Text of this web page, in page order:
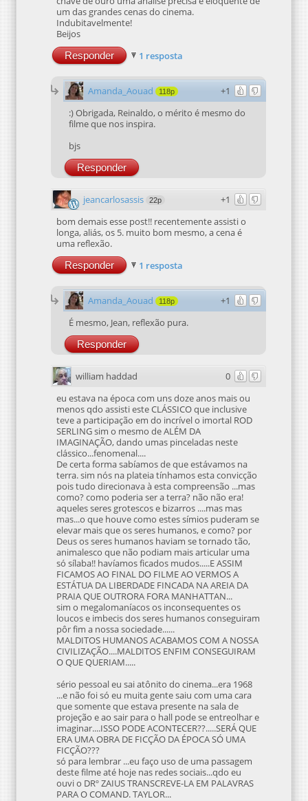
um das grandes cenas do cinema.
Indubitavelmente!
Beijos
Responder 1 resposta
+1
Amanda_Aouad 118p
:) Obrigada, Reinaldo, o mérito é mesmo do
filme que nos inspira.
bjs
Responder
+1
jeancarlosassis 22p
bom demais esse post!! recentemente assisti o
longa, aliás, os 5. muito bom mesmo, a cena é
uma reflexão.
Responder 1 resposta
+1
Amanda_Aouad 118p
É mesmo, Jean, reflexão pura.
Responder
0
william haddad
eu estava na época com uns doze anos mais ou
menos qdo assisti este CLÁSSICO que inclusive
teve a participação em do incrível o imortal ROD
SERLING sim o mesmo de ALÉM DA
IMAGINAÇÃO, dando umas pinceladas neste
clássico...fenomenal....
De certa forma sabíamos de que estávamos na
terra. sim nós na plateia tínhamos esta convicção
pois tudo direcionava à esta compreensão ...mas
como? como poderia ser a terra? não não era!
aqueles seres grotescos e bizarros ....mas mas
mas...o que houve como estes símios puderam se
elevar mais que os seres humanos, e como? por
Deus os seres humanos haviam se tornado tão,
animalesco que não podiam mais articular uma
só sílaba!! havíamos ficados mudos.....E ASSIM
FICAMOS AO FINAL DO FILME AO VERMOS A
ESTÁTUA DA LIBERDADE FINCADA NA AREIA DA
PRAIA QUE OUTRORA FORA MANHATTAN...
sim o megalomaníacos os inconsequentes os
loucos e imbecis dos seres humanos conseguiram
pôr fim a nossa sociedade......
MALDITOS HUMANOS ACABAMOS COM A NOSSA
CIVILIZAÇÃO....MALDITOS ENFIM CONSEGUIRAM
O QUE QUERIAM.....
sério pessoal eu sai atônito do cinema...era 1968
...e não foi só eu muita gente saiu com uma cara
que somente que estava presente na sala de
projeção e ao sair para o hall pode se entreolhar e
imaginar....ISSO PODE ACONTECER??.....SERÁ QUE
ERA UMA OBRA DE FICÇÃO DA ÉPOCA SÓ UMA
FICÇÃO???
só para lembrar ...eu faço uso de uma passagem
deste filme até hoje nas redes sociais...qdo eu
ouvi o DRº ZAIUS TRANSCREVE-LA EM PALAVRAS
PARA O COMAND. TAYLOR...